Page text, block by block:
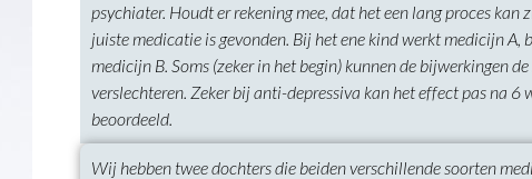
psychiater. Houdt er rekening mee, dat het een lang proces kan
juiste medicatie is gevonden. Bij het ene kind werkt medicijn A,
medicijn B. Soms (zeker in het begin) kunnen de bijwerkingen
verslechteren. Zeker bij anti-depressiva kan het effect pas na 6
beoordeeld.
Wij hebben twee dochters die beiden verschillende soorten